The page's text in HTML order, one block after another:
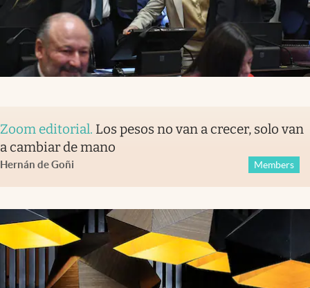
Zoom editorial. Los pesos no van a crecer, solo van
a cambiar de mano
Hernán de Goñi Members